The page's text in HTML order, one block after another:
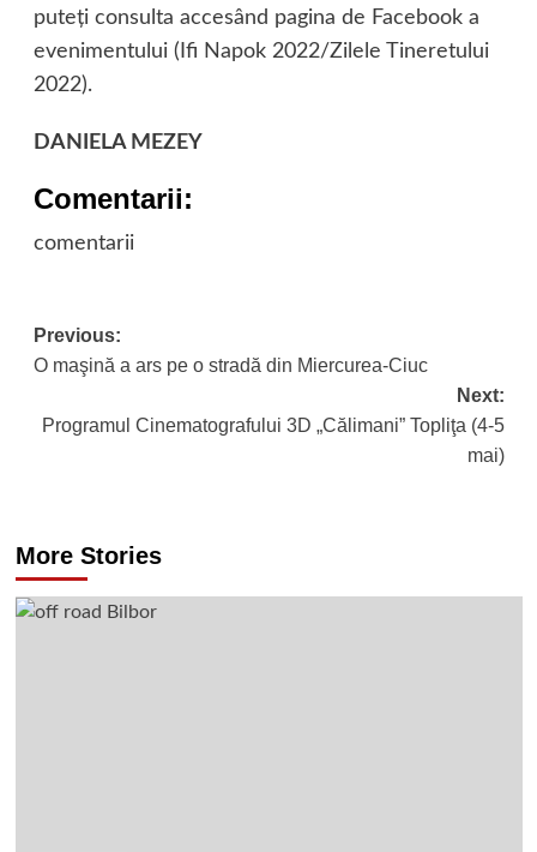
puteţi consulta accesând pagina de Facebook a
evenimentului (Ifi Napok 2022/Zilele Tineretului
2022).
DANIELA MEZEY
Comentarii:
comentarii
Post
navigation
Previous:
O maşină a ars pe o stradă din Miercurea-Ciuc
Next:
Programul Cinematografului 3D „Călimani” Topliţa (4-5
mai)
More Stories